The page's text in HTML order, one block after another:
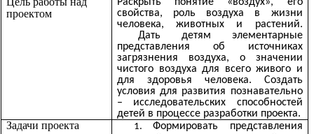
проектом
свойства, роль воздуха в жизни
человека, животных и растений.
Дать детям элементарные
представления об источниках
загрязнения воздуха, о значении
чистого воздуха для всего живого и
для здоровья человека. Создать
условия для развития познавательно
– исследовательских способностей
детей в процессе разработки проекта.
Задачи проекта
Формировать представления